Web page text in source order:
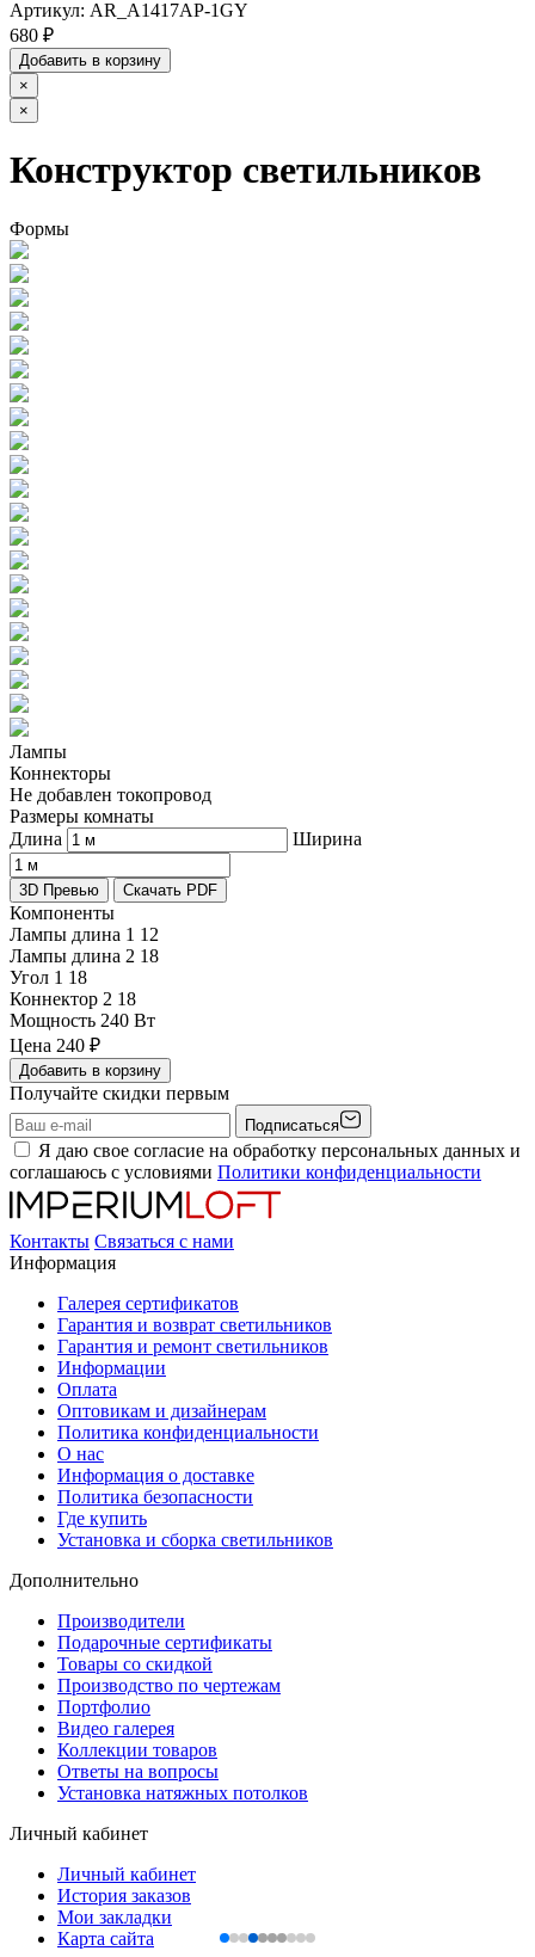
Артикул: AR_A1417AP-1GY
680 ₽
Добавить в корзину
×
×
Конструктор светильников
Формы
Лампы
Коннекторы
Не добавлен токопровод
Размеры комнаты
Длина
Ширина
3D Превью Скачать PDF
Компоненты
Лампы длина 1 12
Лампы длина 2 18
Угол 1 18
Коннектор 2 18
Мощность 240 Вт
Цена 240 ₽
Добавить в корзину
Получайте скидки первым
Подписаться
Я даю свое согласие на обработку персональных данных и
соглашаюсь с условиями Политики конфиденциальности
Контакты Связаться с нами
Информация
Галерея сертификатов
Гарантия и возврат светильников
Гарантия и ремонт светильников
Информации
Оплата
Оптовикам и дизайнерам
Политика конфиденциальности
О нас
Информация о доставке
Политика безопасности
Где купить
Установка и сборка светильников
Дополнительно
Производители
Подарочные сертификаты
Товары со скидкой
Производство по чертежам
Портфолио
Видео галерея
Коллекции товаров
Ответы на вопросы
Установка натяжных потолков
Личный кабинет
Личный кабинет
История заказов
Мои закладки
Карта сайта